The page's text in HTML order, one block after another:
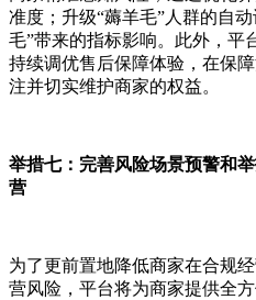
准度；升级“薅羊毛”人群的自
毛”带来的指标影响。此外，平
持续调优售后保障体验，在保
注并切实维护商家的权益。
举措七：完善风险场景预警和
营
为了更前置地降低商家在合规
营风险，平台将为商家提供全